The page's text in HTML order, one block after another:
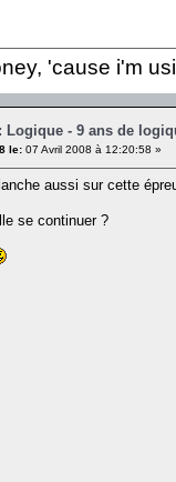
'cause i'm
Logique - 9 ans de
le: 07 Avril 2008 à 12:20:58 »
aussi sur cette
se continuer ?